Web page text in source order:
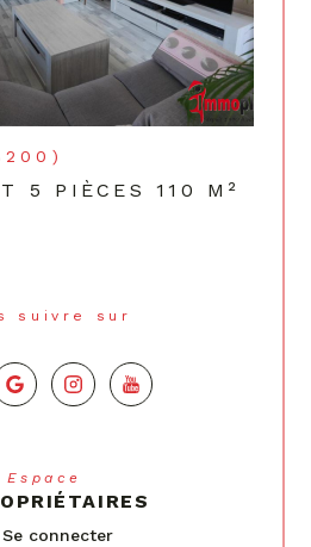
5 PIÈCES 110 M²
suivre sur
Espace
Se connecter